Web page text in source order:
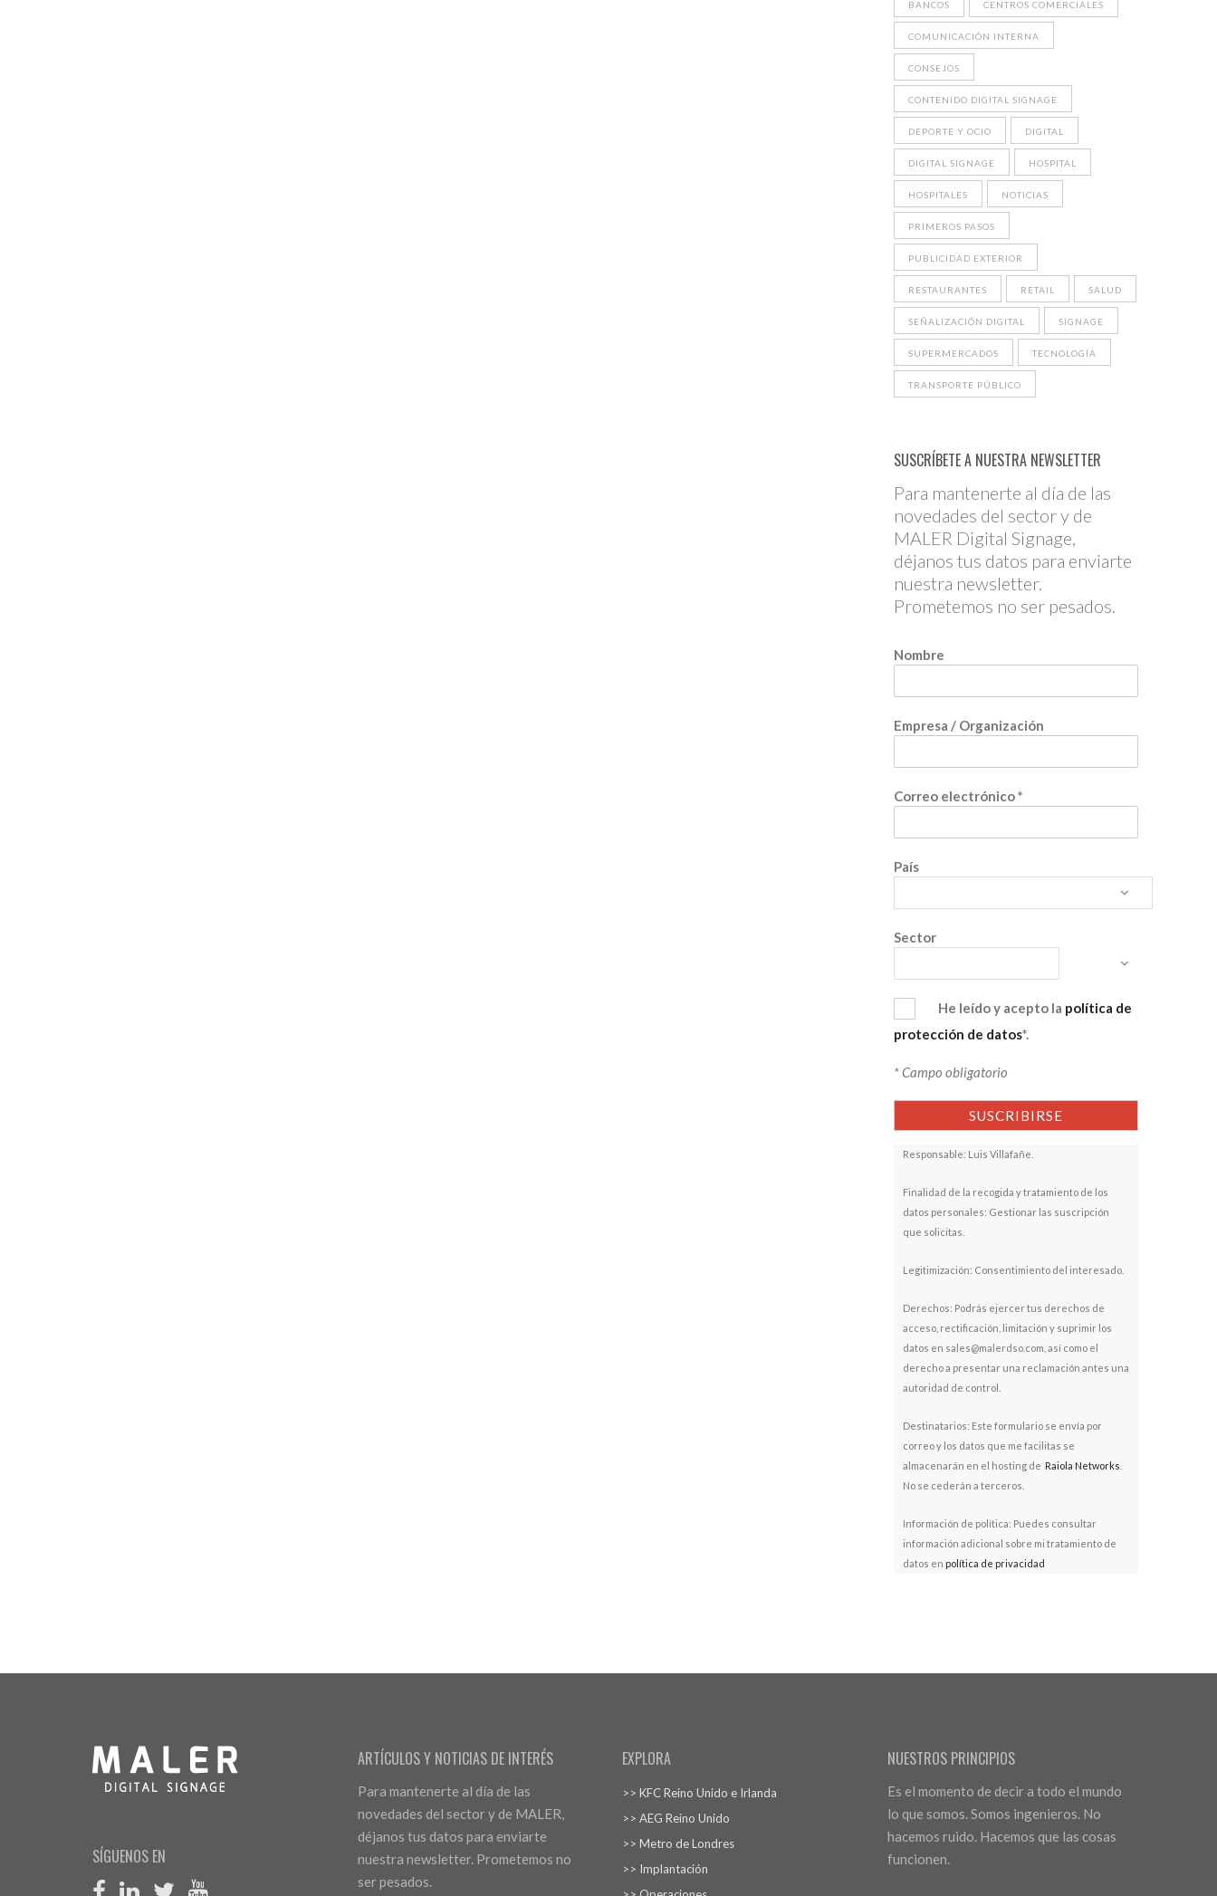
BANCOS CENTROS COMERCIALES
COMUNICACIÓN INTERNA
CONSEJOS
CONTENIDO DIGITAL SIGNAGE
DEPORTE Y OCIO DIGITAL
DIGITAL SIGNAGE HOSPITAL
HOSPITALES NOTICIAS
PRIMEROS PASOS
PUBLICIDAD EXTERIOR
RESTAURANTES RETAIL SALUD
SEÑALIZACIÓN DIGITAL SIGNAGE
SUPERMERCADOS TECNOLOGÍA
TRANSPORTE PÚBLICO
SUSCRÍBETE A NUESTRA NEWSLETTER
Para mantenerte al día de las
novedades del sector y de
MALER Digital Signage,
déjanos tus datos para enviarte
nuestra newsletter.
Prometemos no ser pesados.
Nombre
Empresa / Organización
Correo electrónico*
País
Sector
He leído y acepto la política de
protección de datos*.
* Campo obligatorio
Responsable: Luis Villafañe.
Finalidad de la recogida y tratamiento de los
datos personales: Gestionar las suscripción
que solicitas.
Legitimización: Consentimiento del interesado.
Derechos: Podrás ejercer tus derechos de
acceso, rectificación, limitación y suprimir los
datos en sales@malerdso.com, así como el
derecho a presentar una reclamación antes una
autoridad de control.
Destinatarios: Este formulario se envía por
correo y los datos que me facilitas se
almacenarán en el hosting de Raiola Networks
No se cederán a terceros.
Información de política: Puedes consultar
información adicional sobre mi tratamiento de
datos en política de privacidad
SÍGUENOS EN
ARTÍCULOS Y NOTICIAS DE INTERÉS
Para mantenerte al día de las
novedades del sector y de MALER,
déjanos tus datos para enviarte
nuestra newsletter. Prometemos no
ser pesados.
EXPLORA
>> KFC Reino Unido e Irlanda
>> AEG Reino Unido
>> Metro de Londres
>> Implantación
NUESTROS PRINCIPIOS
Es el momento de decir a todo el mundo
lo que somos. Somos ingenieros. No
hacemos ruido. Hacemos que las cosas
funcionen.